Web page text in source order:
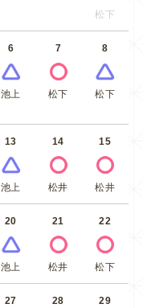
松下
6
池上
7
松下
8
松下
13
池上
14
松井
15
松井
20
池上
21
松井
22
松下
27 28 29